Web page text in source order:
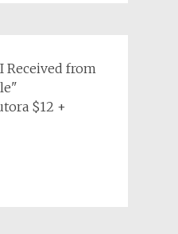
Received from
$12 +